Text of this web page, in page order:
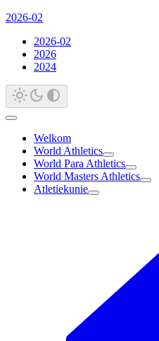
2026-02
2026-02
2026
2024
Welkom
World Athletics
World Para Athletics
World Masters Athletics
Atletiekunie